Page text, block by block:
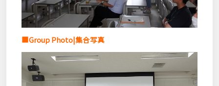
■Group Photo|集合写真